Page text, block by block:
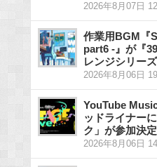
2026年8月07日
作業用BGM『
part6 -』が『
レンジシリー
2026年8月06日
YouTube
ッドライナー
ク」が参加決定
2026年8月06日